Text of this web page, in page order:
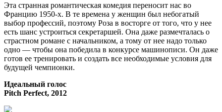
Эта странная романтическая комедия переносит нас во
Францию 1950-х. В те времена у женщин был небогатый
выбор профессий, поэтому Роза в восторге от того, что у нее
есть шанс устроиться секретаршей. Она даже размечталась о
страстном романе с начальником, а тому от нее надо только
одно — чтобы она победила в конкурсе машинописи. Он даже
готов ее тренировать и создать все необходимые условия для
будущей чемпионки.
Идеальный голос
Pitch Perfect, 2012